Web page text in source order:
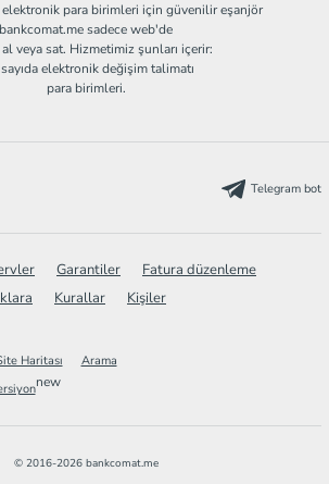
para birimleri için güvenilir eşanjör
bankcomat.me sadece web'de
veya sat. Hizmetimiz şunları içerir:
elektronik değişim talimatı
para birimleri.
Telegram bot
Garantiler
Fatura düzenleme
Kurallar Kişiler
Haritası
Arama
new
© 2016-2026 bankcomat.me